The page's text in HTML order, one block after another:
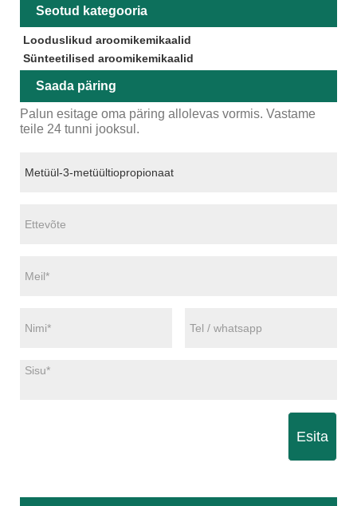
Seotud kategooria
Looduslikud aroomikemikaalid
Sünteetilised aroomikemikaalid
Saada päring
Palun esitage oma päring allolevas vormis. Vastame
teile 24 tunni jooksul.
Esita